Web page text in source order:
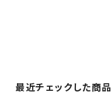
最近チェックした商品